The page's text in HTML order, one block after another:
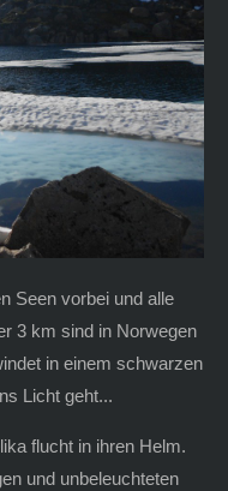
Seen vorbei und alle
3 km sind in Norwegen
in einem schwarzen
Licht geht...
flucht in ihren Helm.
und unbeleuchteten